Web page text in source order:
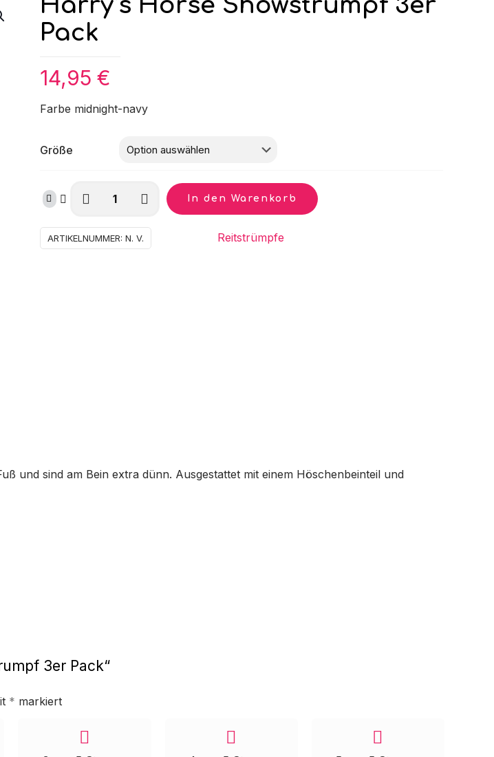
Pack
14,95 €
Farbe midnight-navy
Größe
Harry‘s
Showstrumpf
3er
In den Warenkorb
ARTIKELNUMMER: N. V. Reitstrümpfe
und sind am Bein extra dünn. Ausgestattet mit einem Höschenbeinteil und
3er Pack“
* markiert